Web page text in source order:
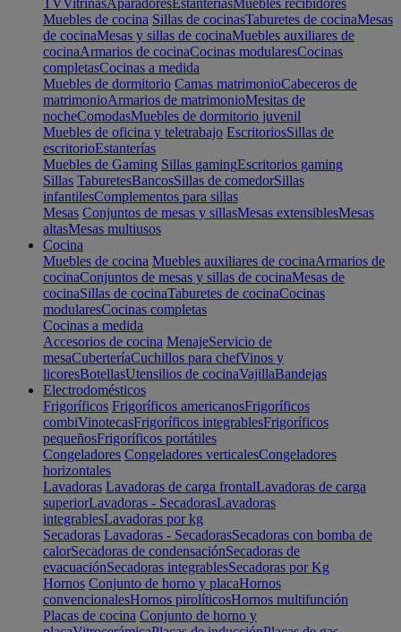
TVVitrinasAparadoresEstanteriasMuebles recibidores
Muebles de cocina Sillas de cocinasTaburetes de cocinaMesas
de cocinaMesas y sillas de cocinaMuebles auxiliares de
cocinaArmarios de cocinaCocinas modularesCocinas
completasCocinas a medida
Muebles de dormitorio Camas matrimonioCabeceros de
matrimonioArmarios de matrimonioMesitas de
nocheComodasMuebles de dormitorio juvenil
Muebles de oficina y teletrabajo EscritoriosSillas de
escritorioEstanterías
Muebles de Gaming Sillas gamingEscritorios gaming
Sillas TaburetesBancosSillas de comedorSillas
infantilesComplementos para sillas
Mesas Conjuntos de mesas y sillasMesas extensiblesMesas
altasMesas multiusos
Cocina
Muebles de cocina Muebles auxiliares de cocinaArmarios de
cocinaConjuntos de mesas y sillas de cocinaMesas de
cocinaSillas de cocinaTaburetes de cocinaCocinas
modularesCocinas completas
Cocinas a medida
Accesorios de cocina MenajeServicio de
mesaCuberteríaCuchillos para chefVinos y
licoresBotellasUtensilios de cocinaVajillaBandejas
Electrodomésticos
Frigoríficos Frigoríficos americanosFrigoríficos
combiVinotecasFrigoríficos integrablesFrigoríficos
pequeñosFrigoríficos portátiles
Congeladores Congeladores verticalesCongeladores
horizontales
Lavadoras Lavadoras de carga frontalLavadoras de carga
superiorLavadoras - SecadorasLavadoras
integrablesLavadoras por kg
Secadoras Lavadoras - SecadorasSecadoras con bomba de
calorSecadoras de condensaciónSecadoras de
evacuaciónSecadoras integrablesSecadoras por Kg
Hornos Conjunto de horno y placaHornos
convencionalesHornos pirolíticosHornos multifunción
Placas de cocina Conjunto de horno y